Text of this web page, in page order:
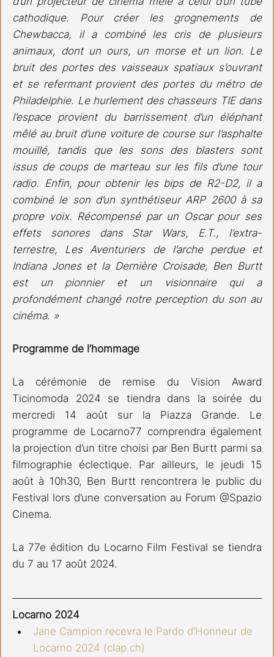
cathodique. Pour créer les grognements de
Chewbacca, il a combiné les cris de plusieurs
animaux, dont un ours, un morse et un lion. Le
bruit des portes des vaisseaux spatiaux s’ouvrant
et se refermant provient des portes du métro de
Philadelphie. Le hurlement des chasseurs TIE dans
l’espace provient du barrissement d’un éléphant
mêlé au bruit d’une voiture de course sur l’asphalte
mouillé, tandis que les sons des blasters sont
issus de coups de marteau sur les fils d’une tour
radio. Enfin, pour obtenir les bips de R2-D2, il a
combiné le son d’un synthétiseur ARP 2600 à sa
propre voix. Récompensé par un Oscar pour ses
effets sonores dans Star Wars, E.T., l’extra-
terrestre, Les Aventuriers de l’arche perdue et
Indiana Jones et la Dernière Croisade, Ben Burtt
est un pionnier et un visionnaire qui a
profondément changé notre perception du son au
cinéma. »
Programme de l’hommage
La cérémonie de remise du Vision Award
Ticinomoda 2024 se tiendra dans la soirée du
mercredi 14 août sur la Piazza Grande. Le
programme de Locarno77 comprendra également
la projection d’un titre choisi par Ben Burtt parmi sa
filmographie éclectique. Par ailleurs, le jeudi 15
août à 10h30, Ben Burtt rencontrera le public du
Festival lors d’une conversation au Forum @Spazio
Cinema.
La 77e édition du Locarno Film Festival se tiendra
du 7 au 17 août 2024.
Locarno 2024
Jane Campion recevra le Pardo d’Honneur de
Locarno 2024 (clap.ch)